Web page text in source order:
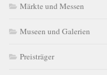
Märkte und Messen
Museen und Galerien
Preisträger